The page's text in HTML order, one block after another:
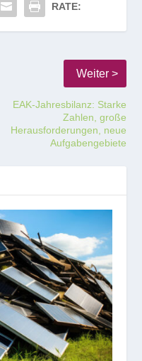
RATE:
EAK-Jahresbilanz: Starke
Zahlen, große
Herausforderungen, neue
Aufgabengebiete